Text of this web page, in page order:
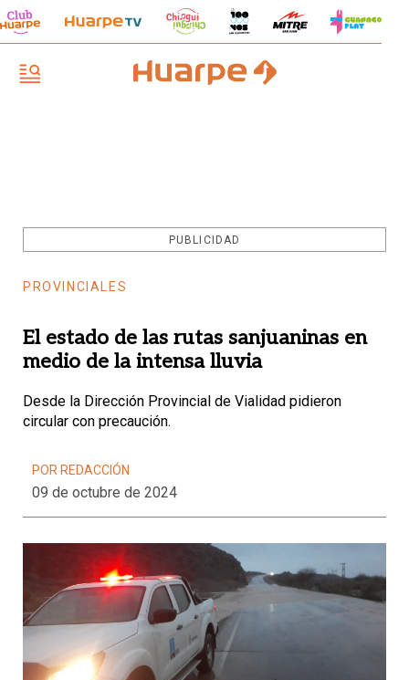
PUBLICIDAD
PROVINCIALES
El estado de las rutas sanjuaninas en
medio de la intensa lluvia
Desde la Dirección Provincial de Vialidad pidieron
circular con precaución.
POR REDACCIÓN
09 de octubre de 2024